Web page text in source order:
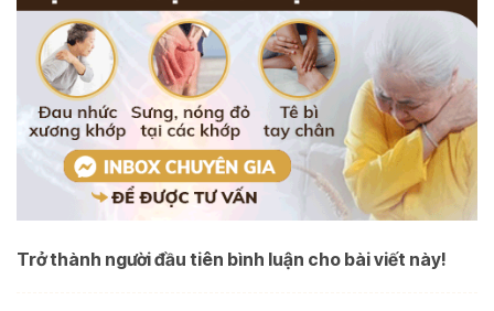
Trở thành người đầu tiên bình luận cho bài viết này!